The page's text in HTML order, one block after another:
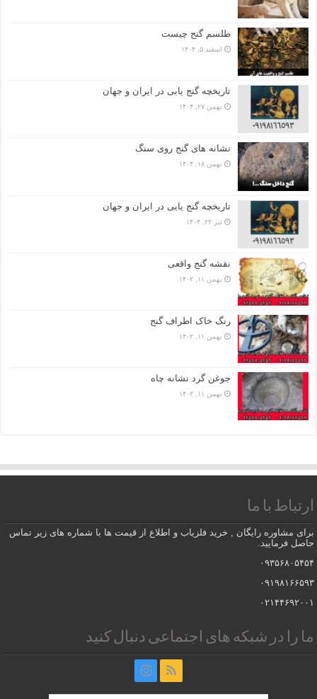
طلسم گنج چیست
اسفند ۵, ۱۴۰۴
تاریخچه گنج‌ یابی در ایران و جهان
بهمن ۲۷, ۱۴۰۴
نشانه های گنج روی سنگ
بهمن ۱۸, ۱۴۰۴
تاریخچه گنج‌ یابی در ایران و جهان
تیر ۲۲, ۱۴۰۴
نقشه گنج واقعی
بهمن ۱۱, ۱۴۰۲
رنگ خاک اطراف گنج
بهمن ۱۱, ۱۴۰۲
جوغن گرد نشانه چاه
بهمن ۱۱, ۱۴۰۲
ارتباط با ما
برای مشاوره رایگان , خرید فلزیاب و اطلاع از قیمت ها با شماره های زیر تماس
حاصل فرمایید.
۰۹۳۵۶۸۰۵۴۵۴
۰۹۱۹۸۱۶۶۵۹۳
۰۲۱۴۴۶۹۲۰۰۱
ما را در شبکه های اجتماعی دنبال کنید